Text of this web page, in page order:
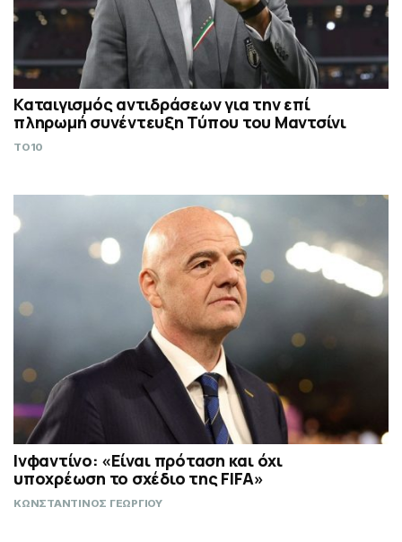
Καταιγισμός αντιδράσεων για την επί
πληρωμή συνέντευξη Τύπου του Μαντσίνι
TO10
Ινφαντίνο: «Είναι πρόταση και όχι
υποχρέωση το σχέδιο της FIFA»
ΚΩΝΣΤΑΝΤΙΝΟΣ ΓΕΩΡΓΙΟΥ